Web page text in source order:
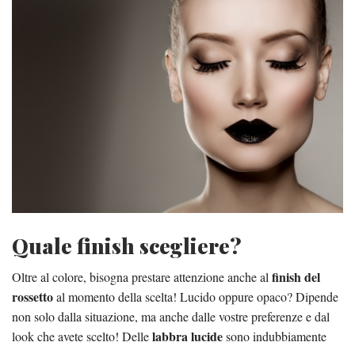
Quale finish scegliere?
Oltre al colore, bisogna prestare attenzione anche al finish del
rossettoal momento della scelta! Lucido oppure opaco? Dipende
non solo dalla situazione, ma anche dalle vostre preferenze e dal
look che avete scelto! Dellelabbra lucidesono indubbiamente